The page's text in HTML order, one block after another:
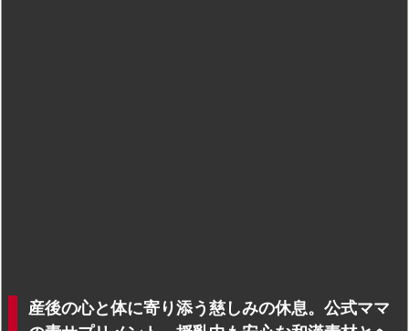
産後の心と体に寄り添う慈しみの休息。公式ママ